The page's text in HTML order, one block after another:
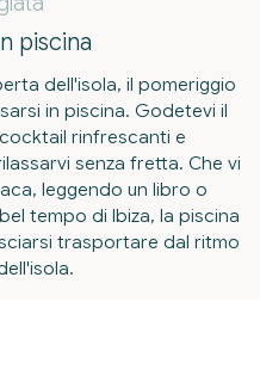
piscina
dell'isola, il pomeriggio
in piscina. Godetevi il
rinfrescanti e
senza fretta. Che vi
leggendo un libro o
tempo di Ibiza, la piscina
trasportare dal ritmo